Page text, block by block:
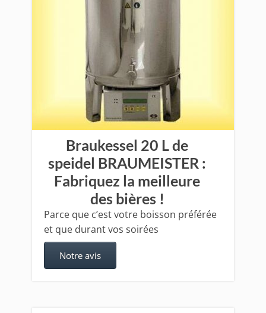
Braukessel 20 L de
speidel BRAUMEISTER :
Fabriquez la meilleure
des bières !
Parce que c’est votre boisson préférée
et que durant vos soirées
Notre avis